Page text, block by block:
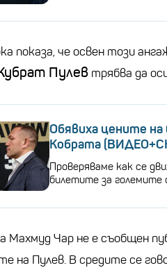
показа, че освен този
Пулев трябва да
Обявиха цените
Кобрата
Проверяваме как се
билетите за големите
Махмуд Чар не е съобщен
на Пулев. В средите се